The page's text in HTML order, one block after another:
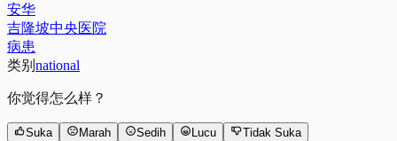
安华
吉隆坡中央医院
病患
类别 national
你觉得怎么样？
Suka Marah Sedih Lucu Tidak Suka